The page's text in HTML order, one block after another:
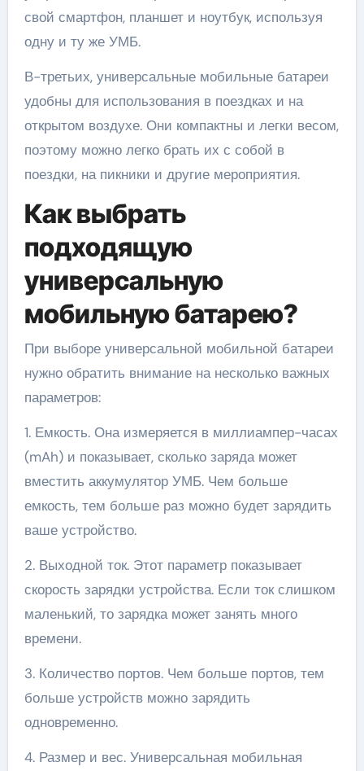
свой смартфон, планшет и ноутбук, используя
одну и ту же УМБ.
В-третьих, универсальные мобильные батареи
удобны для использования в поездках и на
открытом воздухе. Они компактны и легки весом,
поэтому можно легко брать их с собой в
поездки, на пикники и другие мероприятия.
Как выбрать
подходящую
универсальную
мобильную батарею?
При выборе универсальной мобильной батареи
нужно обратить внимание на несколько важных
параметров:
1. Емкость. Она измеряется в миллиампер-часах
(mAh) и показывает, сколько заряда может
вместить аккумулятор УМБ. Чем больше
емкость, тем больше раз можно будет зарядить
ваше устройство.
2. Выходной ток. Этот параметр показывает
скорость зарядки устройства. Если ток слишком
маленький, то зарядка может занять много
времени.
3. Количество портов. Чем больше портов, тем
больше устройств можно зарядить
одновременно.
4. Размер и вес. Универсальная мобильная